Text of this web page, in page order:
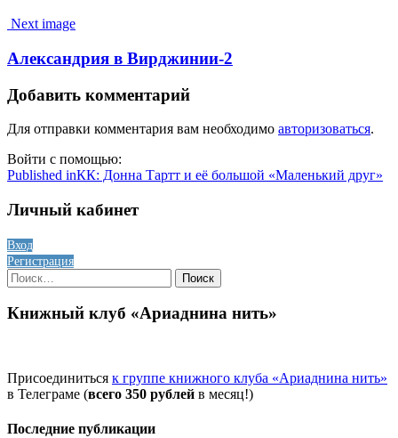
Next image
Александрия в Вирджинии-2
Добавить комментарий
Для отправки комментария вам необходимо авторизоваться.
Войти с помощью:
Навигация
по
Published inКК: Донна Тартт и её большой «Маленький друг»
Личный кабинет
Вход
Регистрация
Найти:
Книжный клуб «Ариаднина нить»
Присоединиться к группе книжного клуба «Ариаднина нить»
в Телеграме (всего 350 рублей в месяц!)
Последние публикации